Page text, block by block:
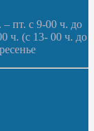
пт. с 9-00 ч. до
ч. (с 13- 00 ч. до